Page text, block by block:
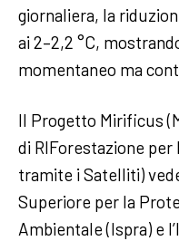
giornaliera, la
ai 2–2,2 °C,
momentaneo ma
Il Progetto Mirificus
di RIForestazione per
tramite i Satelliti)
Superiore per la
Ambientale (Ispra) e